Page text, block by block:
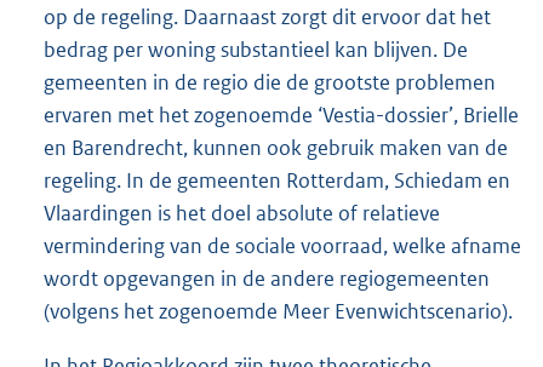
op de regeling. Daarnaast zorgt dit ervoor dat het
bedrag per woning substantieel kan blijven. De
gemeenten in de regio die de grootste problemen
ervaren met het zogenoemde ‘Vestia-dossier’, Brielle
en Barendrecht, kunnen ook gebruik maken van de
regeling. In de gemeenten Rotterdam, Schiedam en
Vlaardingen is het doel absolute of relatieve
vermindering van de sociale voorraad, welke afname
wordt opgevangen in de andere regiogemeenten
(volgens het zogenoemde Meer Evenwichtscenario).